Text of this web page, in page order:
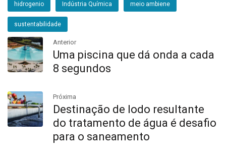
hidrogenio Indústria Química meio ambiene
sustentabilidade
Anterior
Uma piscina que dá onda a cada
8 segundos
Próxima
Destinação de lodo resultante
do tratamento de água é desafio
para o saneamento